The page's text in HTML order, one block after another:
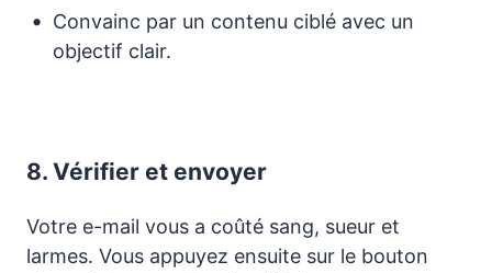
Convainc par un contenu ciblé avec un
objectif clair.
8. Vérifier et envoyer
Votre e-mail vous a coûté sang, sueur et
larmes. Vous appuyez ensuite sur le bouton